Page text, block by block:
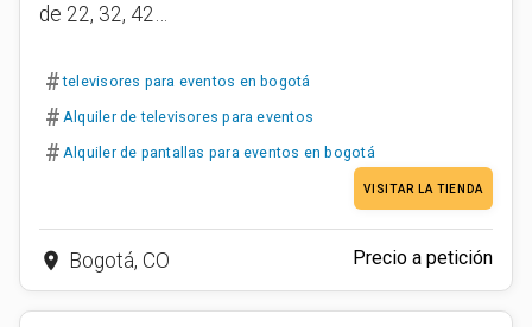
de 22, 32, 42…
# televisores para eventos en bogotá
# Alquiler de televisores para eventos
# Alquiler de pantallas para eventos en bogotá
VISITAR LA TIENDA
place Bogotá, CO Precio a petición